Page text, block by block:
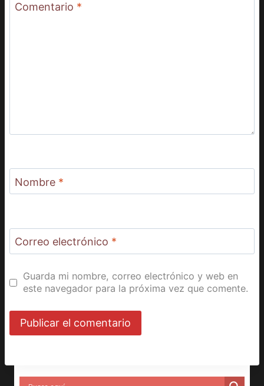
Comentario *
Nombre *
Correo electrónico *
Guarda mi nombre, correo electrónico y web en
este navegador para la próxima vez que comente.